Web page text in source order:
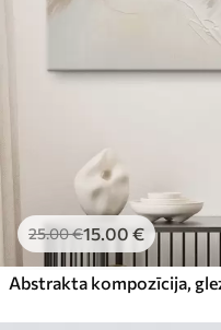
25.00€15.00 €